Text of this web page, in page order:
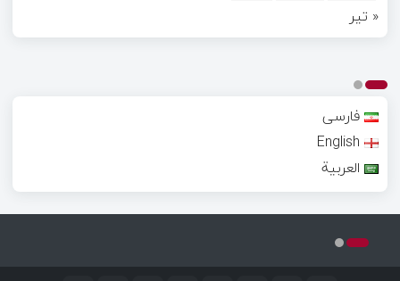
« تیر
فارسی
English
العربية